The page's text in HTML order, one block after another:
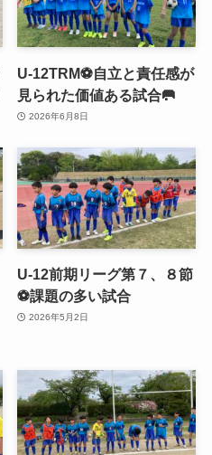
U-12TRM⚽️自立と責任感が
見られた価値ある試合🥅
2026年6月8日
U-12前期リーグ第７、８節
⚽️課題の多い試合
2026年5月2日